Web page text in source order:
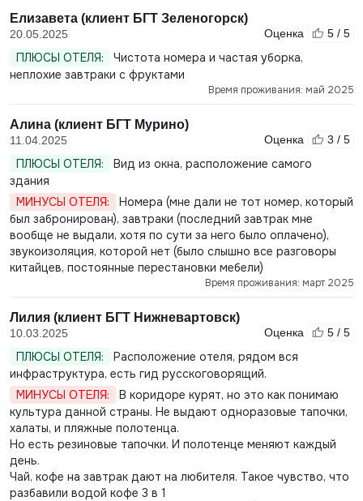
Елизавета (клиент БГТ Зеленогорск)
20.05.2025 Оценка 5 / 5
ПЛЮСЫ ОТЕЛЯ:
Чистота номера и частая уборка,
неплохие завтраки с фруктами
Время проживания: май 2025
Алина (клиент БГТ Мурино)
11.04.2025 Оценка 3 / 5
ПЛЮСЫ ОТЕЛЯ:
Вид из окна, расположение самого
здания
МИНУСЫ ОТЕЛЯ:
Номера (мне дали не тот номер, который
был забронирован), завтраки (последний завтрак мне
вообще не выдали, хотя по сути за него было оплачено),
звукоизоляция, которой нет (было слышно все разговоры
китайцев, постоянные перестановки мебели)
Время проживания: март 2025
Лилия (клиент БГТ Нижневартовск)
10.03.2025 Оценка 5 / 5
ПЛЮСЫ ОТЕЛЯ:
Расположение отеля, рядом вся
инфраструктура, есть гид русскоговорящий.
МИНУСЫ ОТЕЛЯ:
В коридоре курят, но это как понимаю
культура данной страны. Не выдают одноразовые тапочки,
халаты, и пляжные полотенца.
Но есть резиновые тапочки. И полотенце меняют каждый
день.
Чай, кофе на завтрак дают на любителя. Такое чувство, что
разбавили водой кофе 3 в 1